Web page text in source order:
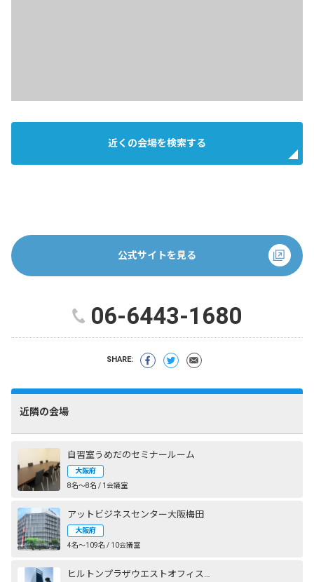
近くの会場を検索する
公式サイトを見る
06-6443-1680
SHARE:
近隣の会場
自習室うめだのセミナールーム
大阪府
8名〜8名 / 1会議室
アットビジネスセンター大阪梅田
大阪府
4名〜109名 / 10会議室
ヒルトンプラザウエストオフィスタワー